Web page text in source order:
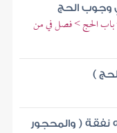
وجوب الحج
باب الحج > فصل في من
)
نفقة ( والمحجور